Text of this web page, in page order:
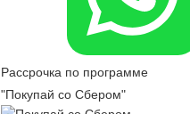
Рассрочка по программе
"Покупай со Сбером"